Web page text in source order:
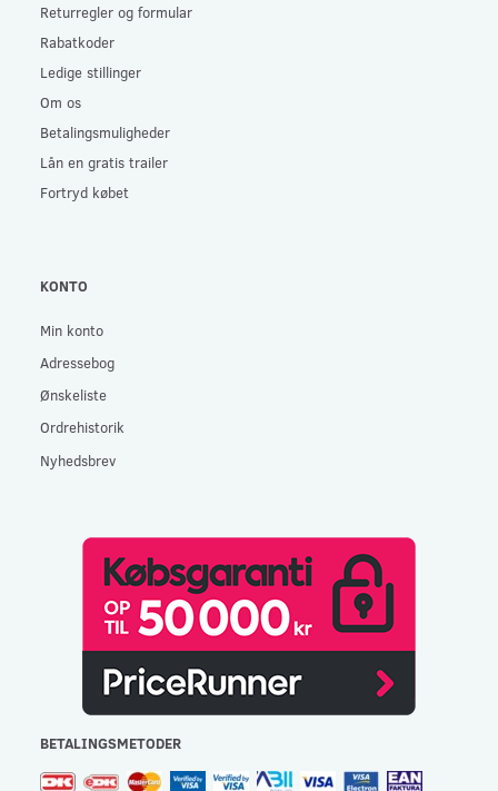
Returregler og formular
Rabatkoder
Ledige stillinger
Om os
Betalingsmuligheder
Lån en gratis trailer
Fortryd købet
KONTO
Min konto
Adressebog
Ønskeliste
Ordrehistorik
Nyhedsbrev
BETALINGSMETODER